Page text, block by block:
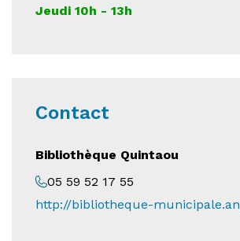
Jeudi 10h - 13h
Contact
Bibliothèque Quintaou
05 59 52 17 55
http://bibliotheque-